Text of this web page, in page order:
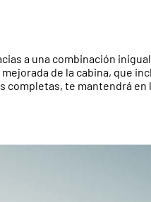
a una combinación
de la cabina, que
completas, te mantendrá en